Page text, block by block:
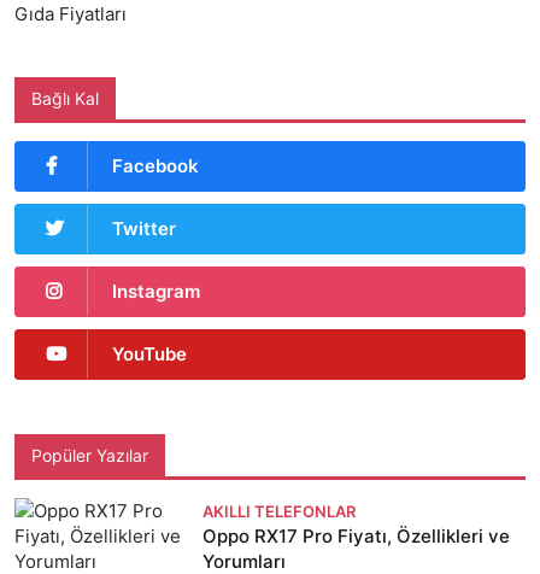
Gıda Fiyatları
Bağlı Kal
Facebook
Twitter
Instagram
YouTube
Popüler Yazılar
AKILLI TELEFONLAR
Oppo RX17 Pro Fiyatı, Özellikleri ve
Yorumları